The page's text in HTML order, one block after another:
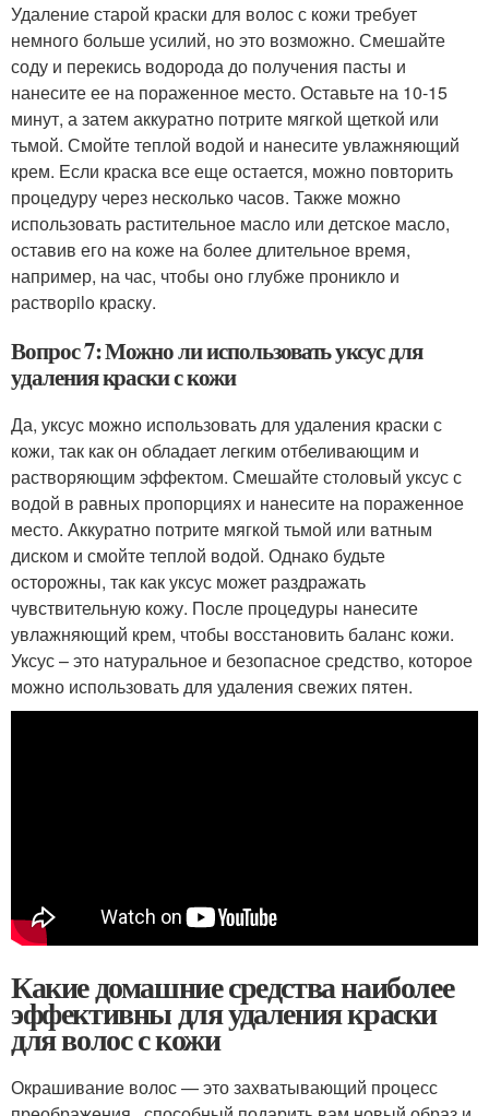
Удаление старой краски для волос с кожи требует
немного больше усилий, но это возможно. Смешайте
соду и перекись водорода до получения пасты и
нанесите ее на пораженное место. Оставьте на 10-15
минут, а затем аккуратно потрите мягкой щеткой или
тьмой. Смойте теплой водой и нанесите увлажняющий
крем. Если краска все еще остается, можно повторить
процедуру через несколько часов. Также можно
использовать растительное масло или детское масло,
оставив его на коже на более длительное время,
например, на час, чтобы оно глубже проникло и
растворilo краску.
Вопрос 7: Можно ли использовать уксус для
удаления краски с кожи
Да, уксус можно использовать для удаления краски с
кожи, так как он обладает легким отбеливающим и
растворяющим эффектом. Смешайте столовый уксус с
водой в равных пропорциях и нанесите на пораженное
место. Аккуратно потрите мягкой тьмой или ватным
диском и смойте теплой водой. Однако будьте
осторожны, так как уксус может раздражать
чувствительную кожу. После процедуры нанесите
увлажняющий крем, чтобы восстановить баланс кожи.
Уксус – это натуральное и безопасное средство, которое
можно использовать для удаления свежих пятен.
Какие домашние средства наиболее
эффективны для удаления краски
для волос с кожи
Окрашивание волос — это захватывающий процесс